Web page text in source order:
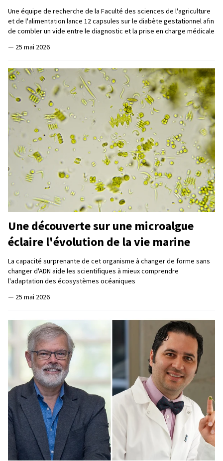
Une équipe de recherche de la Faculté des sciences de l'agriculture
et de l'alimentation lance 12 capsules sur le diabète gestationnel afin
de combler un vide entre le diagnostic et la prise en charge médicale
— 25 mai 2026
Une découverte sur une microalgue
éclaire l'évolution de la vie marine
La capacité surprenante de cet organisme à changer de forme sans
changer d'ADN aide les scientifiques à mieux comprendre
l'adaptation des écosystèmes océaniques
— 25 mai 2026